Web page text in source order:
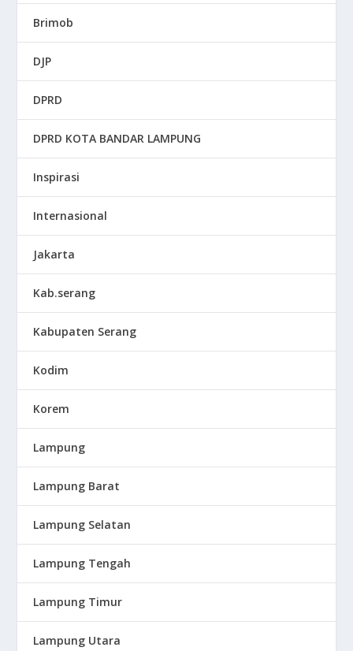
Brimob
DJP
DPRD
DPRD KOTA BANDAR LAMPUNG
Inspirasi
Internasional
Jakarta
Kab.serang
Kabupaten Serang
Kodim
Korem
Lampung
Lampung Barat
Lampung Selatan
Lampung Tengah
Lampung Timur
Lampung Utara